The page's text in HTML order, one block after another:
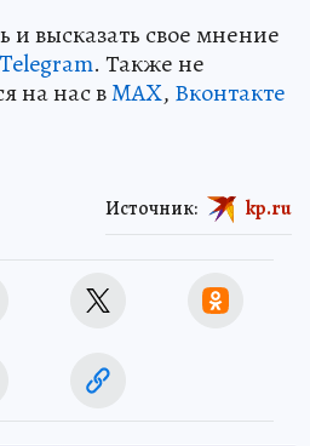
и высказать свое мнение
Telegram. Также не
на нас вMAX, Вконтакте
Источник: kp.ru